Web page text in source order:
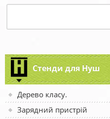
Стенди для Нуш
Дерево класу.
Зарядний пристрій